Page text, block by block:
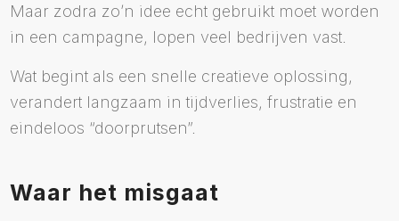
Maar zodra zo’n idee echt gebruikt moet worden
in een campagne, lopen veel bedrijven vast.
Wat begint als een snelle creatieve oplossing,
verandert langzaam in tijdverlies, frustratie en
eindeloos “doorprutsen”.
Waar het misgaat